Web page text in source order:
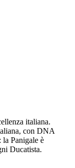
italiana.
con DNA
Panigale è
Ducatista.